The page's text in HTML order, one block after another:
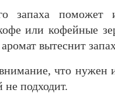
запаха поможет
или кофейные
вытеснит
что нужен
не подходит.